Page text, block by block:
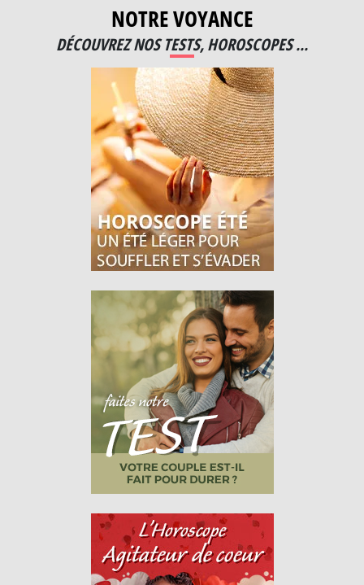
NOTRE VOYANCE
DÉCOUVREZ NOS TESTS, HOROSCOPES ...